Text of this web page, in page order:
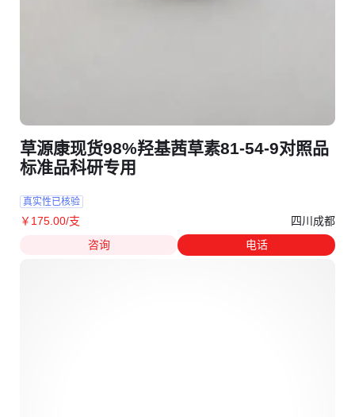
草源康现货98%羟基茜草素81-54-9对照品
标准品科研专用
真实性已核验
￥ 175 .00/支
四川成都
咨询
电话